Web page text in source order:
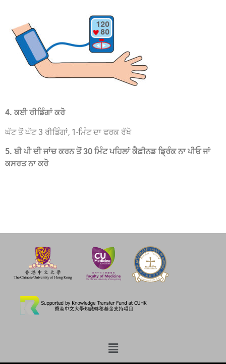
4. ਕਈ ਰੀਡਿੰਗਾਂ ਕਰੋ
ਘੱਟ ਤੋਂ ਘੱਟ 3 ਰੀਡਿੰਗਾਂ, 1-ਮਿੰਟ ਦਾ ਫਰਕ ਰੱਖੋ
5. ਬੀ ਪੀ ਦੀ ਜਾਂਚ ਕਰਨ ਤੋਂ 30 ਮਿੰਟ ਪਹਿਲਾਂ ਕੈਫ਼ੀਨਡ ਡ੍ਰਿੰਕ ਨਾ ਪੀਓ ਜਾਂ
ਕਸਰਤ ਨਾ ਕਰੋ